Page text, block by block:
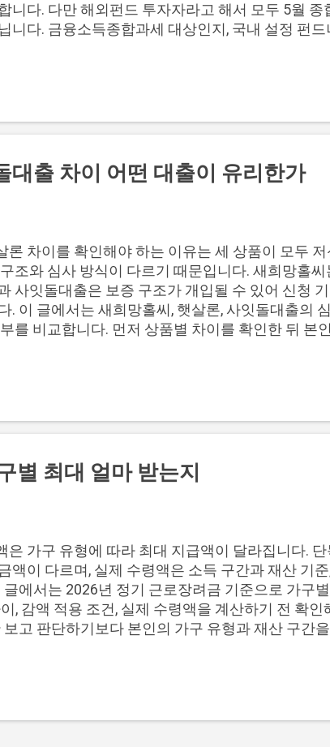
니다. 다만 해외펀드 투자자라고 해서 모두 5월 종
니다. 금융소득종합과세 대상인지, 국내 설정 펀드
신고 전 자료 점검 5. 직접 신청 기준 이동 6. FAQ
단계에서 외국납부세액을 환급받는 구조였지만,
년 1월 1일부터 외국납부세액 처리 펀드 단계에
환급 절차 펀드가 환급받는 구조 별도 환급 절차
인 ※ 주의사항: 2025년 1월 1일부터는 투자자별
이 중요합니다. 해외펀드 투자자는 세금 방식이
상인지부터 봐야 합니다. 특히 금융소득종합과세
대출 차이 어떤 대출이 유리한가
론 차이를 확인해야 하는 이유는 세 상품이 모두 저
조와 심사 방식이 다르기 때문입니다. 새희망홀
사잇돌대출은 보증 구조가 개입될 수 있어 신청
. 이 글에서는 새희망홀씨, 햇살론, 사잇돌대출의
를 비교합니다. 먼저 상품별 차이를 확인한 뒤 본
순서 6. 자주 묻는 질문 상품별 심사 구조 비교 새희
깝고, 햇살론과 사잇돌대출은 상품에 따라 보증기
은행 심사 중심 햇살론 상호금융·저축은행 등 보
흥원 등 보증 구조 개입 가능 사잇돌대출 은행·저
사잇돌대출은 보증 가능 여부와 금융회사 심사가
먼저 볼지 고민된다면, 공통 자격과 은행별 조건
기본 조건 비교하기 기본 조건을 먼저 확인하면
별 최대 얼마 받는지
은 가구 유형에 따라 최대 지급액이 달라집니다.
액이 다르며, 실제 수령액은 소득 구간과 재산 기
글에서는 2026년 정기 근로장려금 기준으로 가구
, 감액 적용 조건, 실제 수령액을 계산하기 전 확
고 판단하기보다 본인의 가구 유형과 재산 구간
가구 유형에 따라 받을 수 있는 최대 금액이 다릅
습니다. 가구 유형 최대 지급액 단독가구 165만